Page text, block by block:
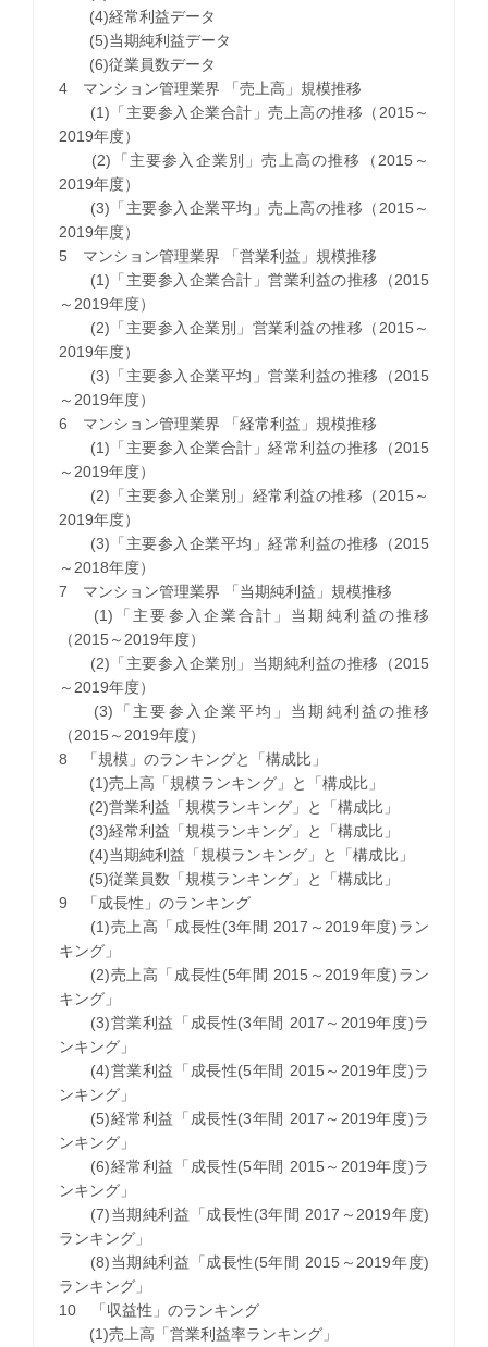
(4)経常利益データ
(5)当期純利益データ
(6)従業員数データ
4 マンション管理業界 「売上高」規模推移
(1)「主要参入企業合計」売上高の推移（2015～
2019年度）
(2)「主要参入企業別」売上高の推移（2015～
2019年度）
(3)「主要参入企業平均」売上高の推移（2015～
2019年度）
5 マンション管理業界 「営業利益」規模推移
(1)「主要参入企業合計」営業利益の推移（2015
～2019年度）
(2)「主要参入企業別」営業利益の推移（2015～
2019年度）
(3)「主要参入企業平均」営業利益の推移（2015
～2019年度）
6 マンション管理業界 「経常利益」規模推移
(1)「主要参入企業合計」経常利益の推移（2015
～2019年度）
(2)「主要参入企業別」経常利益の推移（2015～
2019年度）
(3)「主要参入企業平均」経常利益の推移（2015
～2018年度）
7 マンション管理業界 「当期純利益」規模推移
(1)「主要参入企業合計」当期純利益の推移
（2015～2019年度）
(2)「主要参入企業別」当期純利益の推移（2015
～2019年度）
(3)「主要参入企業平均」当期純利益の推移
（2015～2019年度）
8 「規模」のランキングと「構成比」
(1)売上高「規模ランキング」と「構成比」
(2)営業利益「規模ランキング」と「構成比」
(3)経常利益「規模ランキング」と「構成比」
(4)当期純利益「規模ランキング」と「構成比」
(5)従業員数「規模ランキング」と「構成比」
9 「成長性」のランキング
(1)売上高「成長性(3年間 2017～2019年度)ラン
キング」
(2)売上高「成長性(5年間 2015～2019年度)ラン
キング」
(3)営業利益「成長性(3年間 2017～2019年度)ラ
ンキング」
(4)営業利益「成長性(5年間 2015～2019年度)ラ
ンキング」
(5)経常利益「成長性(3年間 2017～2019年度)ラ
ンキング」
(6)経常利益「成長性(5年間 2015～2019年度)ラ
ンキング」
(7)当期純利益「成長性(3年間 2017～2019年度)
ランキング」
(8)当期純利益「成長性(5年間 2015～2019年度)
ランキング」
10 「収益性」のランキング
(1)売上高「営業利益率ランキング」